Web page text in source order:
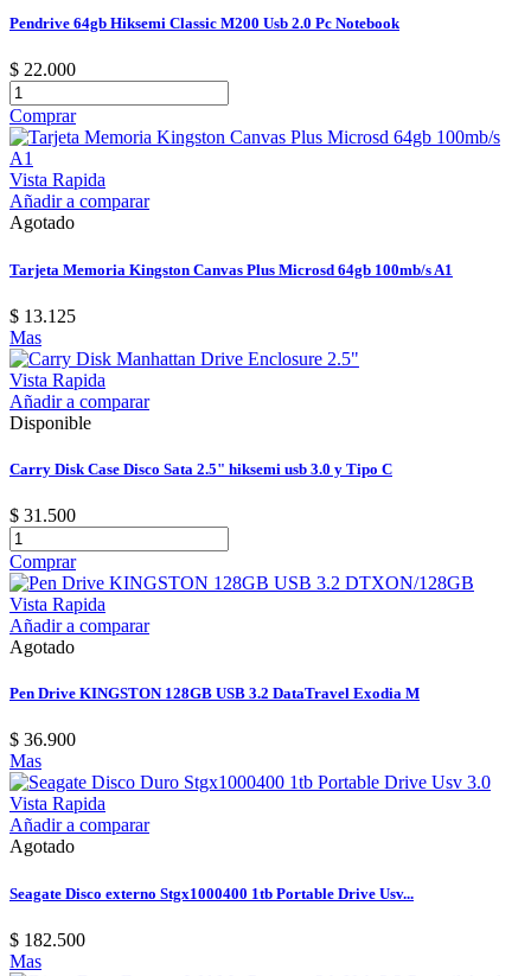
Pendrive 64gb Hiksemi Classic M200 Usb 2.0 Pc Notebook
$ 22.000
Comprar
Vista Rapida
Añadir a comparar
Agotado
Tarjeta Memoria Kingston Canvas Plus Microsd 64gb 100mb/s A1
$ 13.125
Mas
Vista Rapida
Añadir a comparar
Disponible
Carry Disk Case Disco Sata 2.5" hiksemi usb 3.0 y Tipo C
$ 31.500
Comprar
Vista Rapida
Añadir a comparar
Agotado
Pen Drive KINGSTON 128GB USB 3.2 DataTravel Exodia M
$ 36.900
Mas
Vista Rapida
Añadir a comparar
Agotado
Seagate Disco externo Stgx1000400 1tb Portable Drive Usv...
$ 182.500
Mas